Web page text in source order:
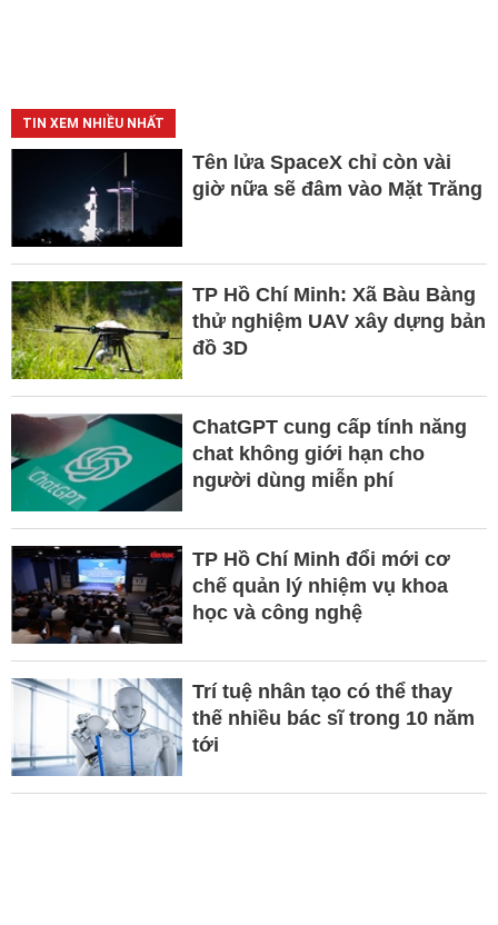
TIN XEM NHIỀU NHẤT
Tên lửa SpaceX chỉ còn vài
giờ nữa sẽ đâm vào Mặt Trăng
TP Hồ Chí Minh: Xã Bàu Bàng
thử nghiệm UAV xây dựng bản
đồ 3D
ChatGPT cung cấp tính năng
chat không giới hạn cho
người dùng miễn phí
TP Hồ Chí Minh đổi mới cơ
chế quản lý nhiệm vụ khoa
học và công nghệ
Trí tuệ nhân tạo có thể thay
thế nhiều bác sĩ trong 10 năm
tới